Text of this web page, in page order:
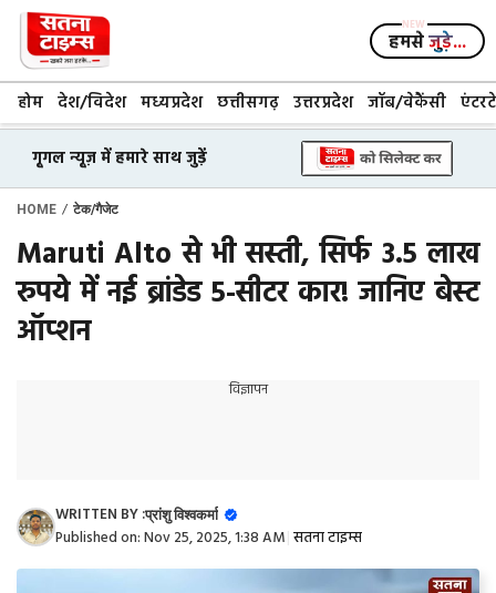
Skip
content
हमसेजुड़े...
होम देश/विदेश मध्यप्रदेश छत्तीसगढ़ उत्तरप्रदेश जॉब/वेकैंसी
गूगल न्यूज़ में हमारे साथ जुड़ें
HOME / टेक/गैजेट
Maruti Alto से भी सस्ती, सिर्फ 3.5 लाख
रुपये में नई ब्रांडेड 5-सीटर कार! जानिए बेस्ट
ऑप्शन
विज्ञापन
WRITTEN BY :प्रांशु विश्वकर्मा
Published on:Nov 25, 2025, 1:38 AM सतना टाइम्स